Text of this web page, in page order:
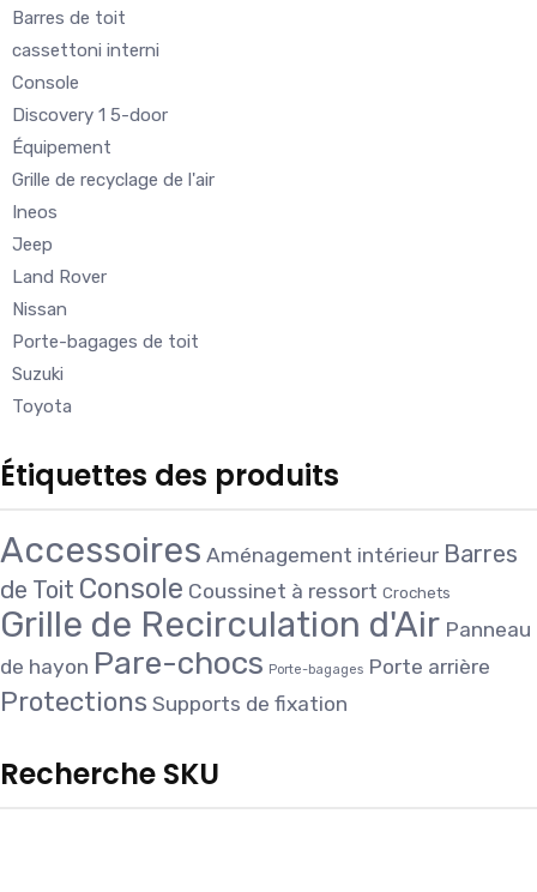
Barres de toit
cassettoni interni
Console
Discovery 1 5-door
Équipement
Grille de recyclage de l'air
Ineos
Jeep
Land Rover
Nissan
Porte-bagages de toit
Suzuki
Toyota
Étiquettes des produits
Accessoires Aménagement intérieur Barres
de Toit Console Coussinet à ressort Crochets
Grille de Recirculation d'Air Panneau
de hayon Pare-chocs Porte-bagages Porte arrière
Protections Supports de fixation
Recherche SKU